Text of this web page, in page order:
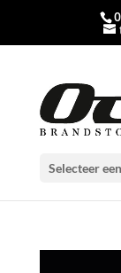
Selecteer